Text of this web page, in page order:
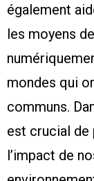
également
les moyens
mondes qui
communs.
est crucial de
l’impact de